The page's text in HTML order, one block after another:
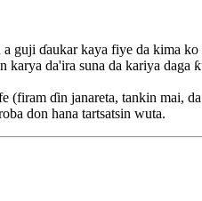
guji ɗaukar kaya fiye da kima
karya da'ira suna da kariya daga
(firam ɗin janareta, tankin mai,
don hana tartsatsin wuta.